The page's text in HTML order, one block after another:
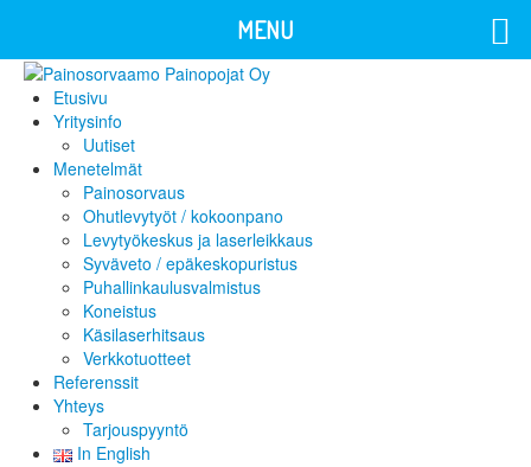
Etusivu
Yritysinfo
Uutiset
Menetelmät
Painosorvaus
Ohutlevytyöt / kokoonpano
Levytyökeskus ja laserleikkaus
Syväveto / epäkeskopuristus
Puhallinkaulusvalmistus
Koneistus
Käsilaserhitsaus
Verkkotuotteet
Referenssit
Yhteys
Tarjouspyyntö
In English
MENU